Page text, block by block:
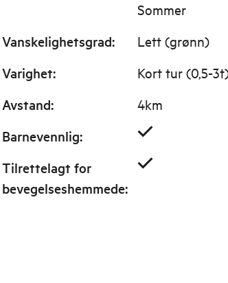
Sommer
Vanskelighetsgrad: Lett (grønn)
Varighet: Kort tur (0,5-
Avstand: 4km
Barnevennlig:
Tilrettelagt for
bevegelseshemmede: